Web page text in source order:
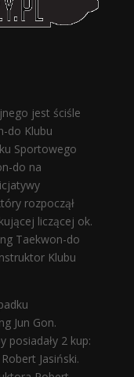
jest ściśle
do Klubu
Sportowego
do na
rozpoczął
liczącej ok.
Taekwon-do
Klubu
Jun Gon.
posiadały 2 kup:
Jasiński.